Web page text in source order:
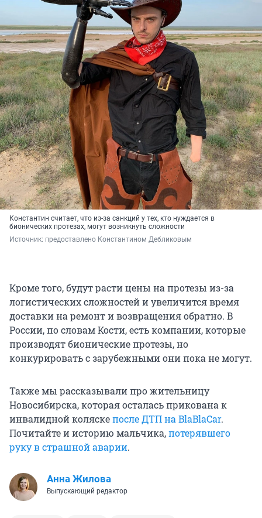
Константин считает, что из-за санкций у тех, кто нуждается в
бионических протезах, могут возникнуть сложности
Источник: предоставлено Константином Дебликовым
Кроме того, будут расти цены на протезы из-за
логистических сложностей и увеличится время
доставки на ремонт и возвращения обратно. В
России, по словам Кости, есть компании, которые
производят бионические протезы, но
конкурировать с зарубежными они пока не могут.
Также мы рассказывали про жительницу
Новосибирска, которая осталась прикована к
инвалидной коляскепосле ДТП на BlaBlaCar.
Почитайте и историю мальчика,потерявшего
руку в страшной аварии.
Анна Жилова
Выпускающий редактор